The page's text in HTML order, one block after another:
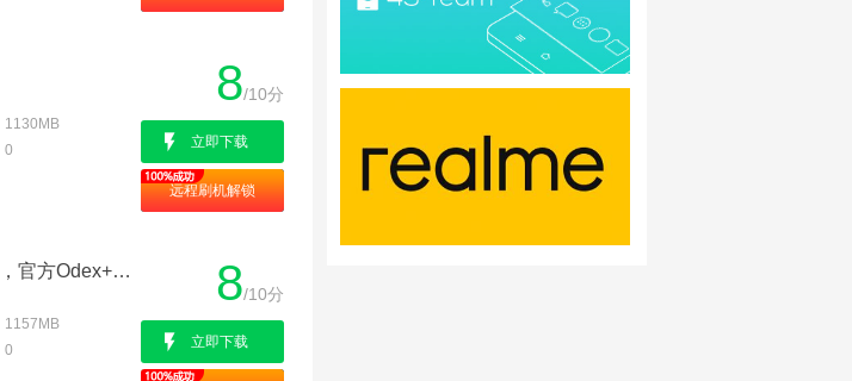
1130MB
0
8/10分
立即下载
远程刷机解锁
三星Note4 刷机包 [精简] [官方] [稳定] 纯官方卡刷包，官方Odex+桌面主题支持
1157MB
0
8/10分
立即下载